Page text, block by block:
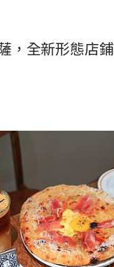
，全新形態店鋪